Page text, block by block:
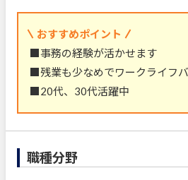
おすすめポイント
■事務の経験が活かせます
■残業も少なめでワークライフ
■20代、30代活躍中
職種分野